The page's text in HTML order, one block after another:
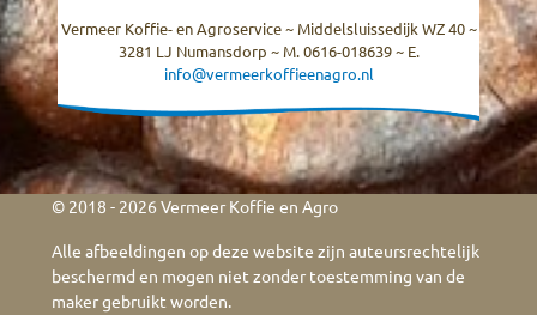
Vermeer Koffie- en Agroservice ~ Middelsluissedijk WZ 40 ~
3281 LJ Numansdorp ~ M. 0616-018639 ~ E.
info@vermeerkoffieenagro.nl
© 2018 - 2026 Vermeer Koffie en Agro
Alle afbeeldingen op deze website zijn auteursrechtelijk
beschermd en mogen niet zonder toestemming van de
maker gebruikt worden.